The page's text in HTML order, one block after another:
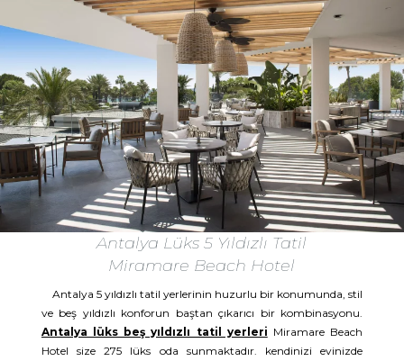
Antalya Lüks 5 Yıldızlı Tatil
Miramare Beach Hotel
Antalya 5 yıldızlı tatil yerlerinin huzurlu bir konumunda, stil
ve beş yıldızlı konforun baştan çıkarıcı bir kombinasyonu.
Antalya lüks beş yıldızlı tatil yerleri Miramare Beach
Hotel size 275 lüks oda sunmaktadır. kendinizi evinizde